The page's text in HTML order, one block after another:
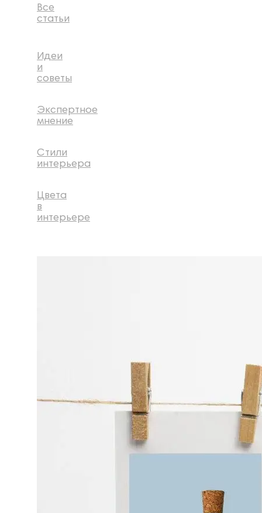
Все
статьи
Идеи
и
советы
Экспертное
мнение
Стили
интерьера
Цвета
в
интерьере